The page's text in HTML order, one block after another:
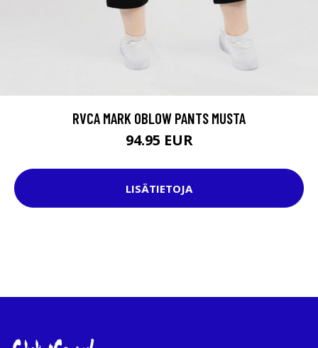
RVCA MARK OBLOW PANTS MUSTA
94.95 EUR
LISÄTIETOJA